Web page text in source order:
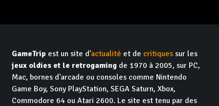
GameTrip est un site d'actualité et de critiques sur les
jeux oldies et le retrogaming de 1970 à 2005, sur PC,
Mac, bornes d'arcade ou consoles comme Nintendo
Game Boy, Sony PlayStation, SEGA Saturn, Xbox,
Commodore 64 ou Atari 2600. Le site est tenu par des